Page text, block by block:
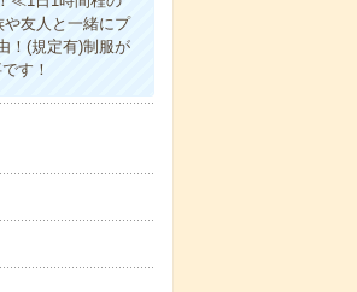
友人と一緒にプ
！(規定有)制服が
す！